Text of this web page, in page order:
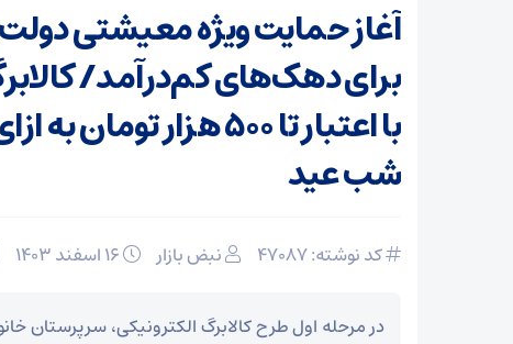
آغاز حمایت ویژه معیشتی
برای دهک‌های کم‌درآمد/
با اعتبار تا ۵۰۰ هزار
شب عید
کد نوشته: 47087 نبض بازار
در مرحله اول طرح کالابرگ الکترونیکی، سرپرستان